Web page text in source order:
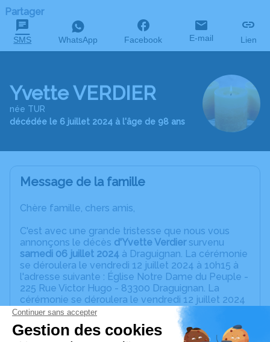
Partager
SMS WhatsApp Facebook E-mail Lien
Yvette VERDIER
née TUR
décédée le 6 juillet 2024 à l'âge de 98 ans
Message de la famille
Chère famille, chers amis,
C'est avec une grande tristesse que nous vous
annonçons le décès d'Yvette Verdiersurvenu
samedi 06 juillet 2024 à Draguignan. La cérémonie
se déroulera le vendredi 12 juillet 2024 à 10h15 à
l'adresse suivante : Église Notre Dame du Peuple -
225 Rue Victor Hugo - 83300 Draguignan. La
cérémonie se déroulera le vendredi 12 juillet 2024
à 12h00 à l'adresse suivante : Crématorium de
Vidauban - 139 Boulevard des Pins Parasols -
83550 Vidauban.